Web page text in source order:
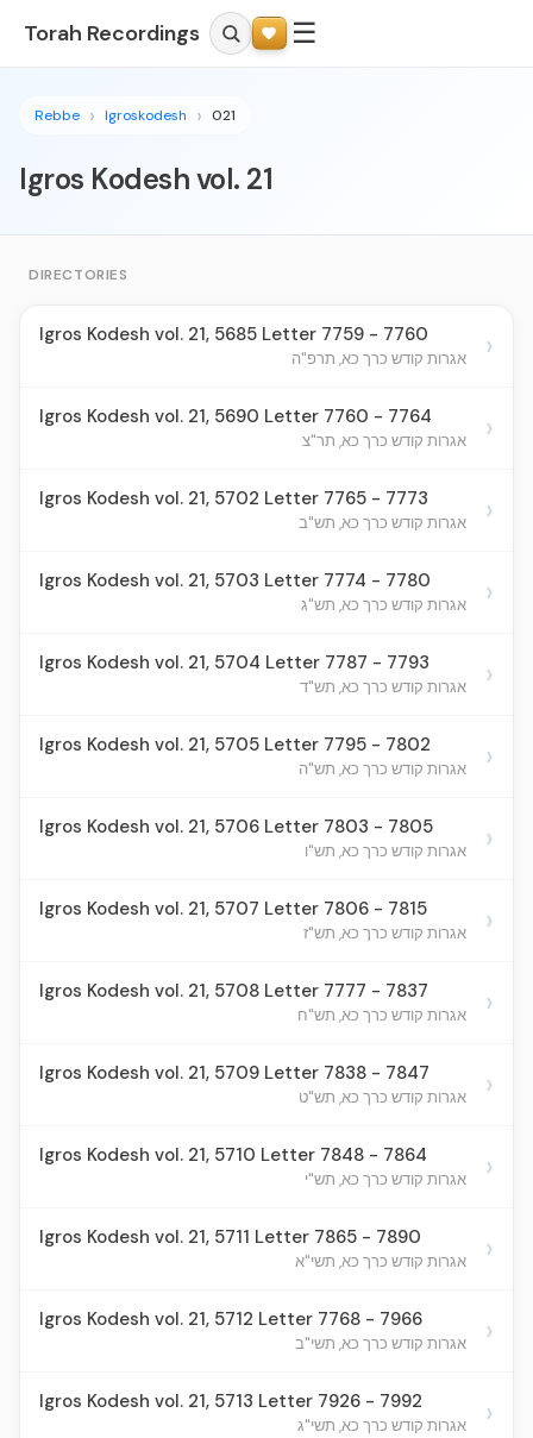
Torah Recordings ☰
Rebbe Igroskodesh 021
Igros Kodesh vol. 21
DIRECTORIES
Igros Kodesh vol. 21, 5685 Letter 7759 - 7760
אגרות קודש כרך כא, תרפ"ה ›
Igros Kodesh vol. 21, 5690 Letter 7760 - 7764
אגרות קודש כרך כא, תר"צ ›
Igros Kodesh vol. 21, 5702 Letter 7765 - 7773
אגרות קודש כרך כא, תש"ב ›
Igros Kodesh vol. 21, 5703 Letter 7774 - 7780
אגרות קודש כרך כא, תש"ג ›
Igros Kodesh vol. 21, 5704 Letter 7787 - 7793
אגרות קודש כרך כא, תש"ד ›
Igros Kodesh vol. 21, 5705 Letter 7795 - 7802
אגרות קודש כרך כא, תש"ה ›
Igros Kodesh vol. 21, 5706 Letter 7803 - 7805
אגרות קודש כרך כא, תש"ו ›
Igros Kodesh vol. 21, 5707 Letter 7806 - 7815
אגרות קודש כרך כא, תש"ז ›
Igros Kodesh vol. 21, 5708 Letter 7777 - 7837
אגרות קודש כרך כא, תש"ח ›
Igros Kodesh vol. 21, 5709 Letter 7838 - 7847
אגרות קודש כרך כא, תש"ט ›
Igros Kodesh vol. 21, 5710 Letter 7848 - 7864
אגרות קודש כרך כא, תש"י ›
Igros Kodesh vol. 21, 5711 Letter 7865 - 7890
אגרות קודש כרך כא, תשי"א ›
Igros Kodesh vol. 21, 5712 Letter 7768 - 7966
אגרות קודש כרך כא, תשי"ב ›
Igros Kodesh vol. 21, 5713 Letter 7926 - 7992
אגרות קודש כרך כא, תשי"ג ›